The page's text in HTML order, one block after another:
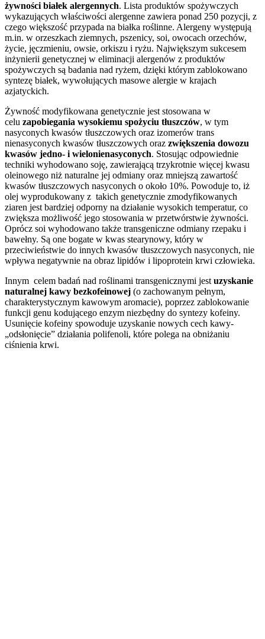
żywności białek alergennych. Lista produktów spożywczych
wykazujących właściwości alergenne zawiera ponad 250 pozycji, z
czego większość przypada na białka roślinne. Alergeny występują
m.in. w orzeszkach ziemnych, pszenicy, soi, owocach orzechów,
życie, jęczmieniu, owsie, orkiszu i ryżu. Największym sukcesem
inżynierii genetycznej w eliminacji alergenów z produktów
spożywczych są badania nad ryżem, dzięki którym zablokowano
syntezę białek, wywołujących masowe alergie w krajach
azjatyckich.
Żywność modyfikowana genetycznie jest stosowana w
celu zapobiegania wysokiemu spożyciu tłuszczów, w tym
nasyconych kwasów tłuszczowych oraz izomerów trans
nienasyconych kwasów tłuszczowych oraz zwiększenia dowozu
kwasów jedno- i wielonienasyconych. Stosując odpowiednie
techniki wyhodowano soję, zawierającą trzykrotnie więcej kwasu
oleinowego niż naturalne jej odmiany oraz mniejszą zawartość
kwasów tłuszczowych nasyconych o około 10%. Powoduje to, iż
olej wyprodukowany z takich genetycznie zmodyfikowanych
ziaren jest bardziej odporny na działanie wysokich temperatur, co
zwiększa możliwość jego stosowania w przetwórstwie żywności.
Oprócz soi wyhodowano także transgeniczne odmiany rzepaku i
bawełny. Są one bogate w kwas stearynowy, który w
przeciwieństwie do innych kwasów tłuszczowych nasyconych, nie
wpływa negatywnie na obraz lipidów i lipoprotein krwi człowieka.
Innym celem badań nad roślinami transgenicznymi jest uzyskanie
naturalnej kawy bezkofeinowej (o zachowanym pełnym,
charakterystycznym kawowym aromacie), poprzez zablokowanie
funkcji genu kodującego enzym niezbędny do syntezy kofeiny.
Usunięcie kofeiny spowoduje uzyskanie nowych cech kawy-
„odsłonięcie” działania polifenoli, które polega na obniżaniu
ciśnienia krwi.